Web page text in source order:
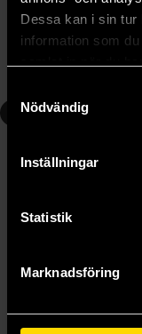
Dessa kan i sin tur
information som
Nödvändig
Inställningar
Statistik
Marknadsföring
169 kr
Längre leveranstid